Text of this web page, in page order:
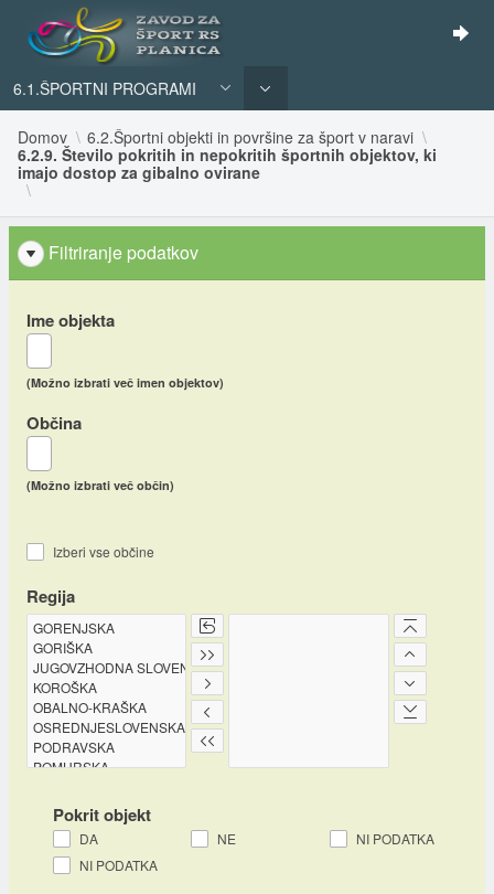
6.1.ŠPORTNI PROGRAMI
Domov
6.2.Športni objekti in površine za šport v naravi
6.2.9. Število pokritih in nepokritih športnih objektov, ki
imajo dostop za gibalno ovirane
Filtriranje podatkov
Ime objekta
(Možno izbrati več imen objektov)
Občina
(Možno izbrati več občin)
Izberi vse občine
Regija
Pokrit objekt
DA NE
NI PODATKA
NI PODATKA